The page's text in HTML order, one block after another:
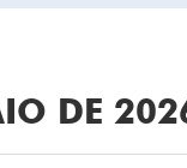
DE